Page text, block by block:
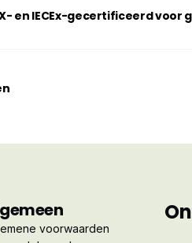
en IECEx-gecertificeerd voor
voorwaarden